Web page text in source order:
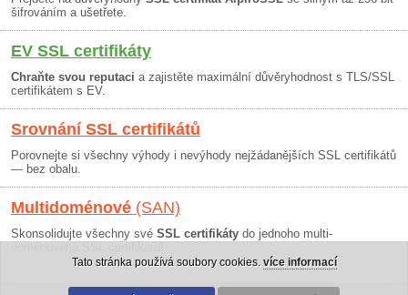
šifrováním a ušetřete.
EV SSL certifikáty
Chraňte svou reputaci a zajistěte maximální důvěryhodnost s TLS/SSL
certifikátem s EV.
Srovnání SSL certifikátů
Porovnejte si všechny výhody i nevýhody nejžádanějších SSL certifikátů
— bez obalu.
Multidoménové (SAN)
Skonsolidujte všechny své SSL certifikáty do jednoho multi-
Tato stránka používá soubory cookies. více informací